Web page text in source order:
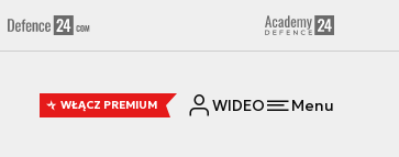
WŁĄCZ PREMIUM WIDEO Menu